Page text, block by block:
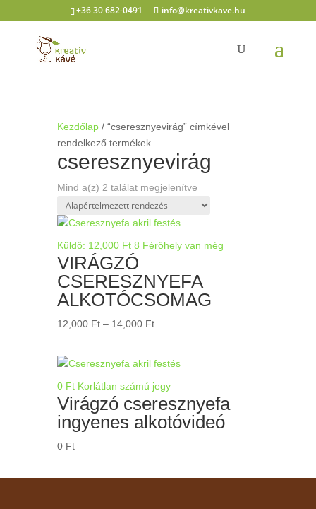
+36 30 682-0491 info@kreativkave.hu
Kezdőlap/ “cseresznyevirág” címkével
rendelkező termékek
cseresznyevirág
Mind a(z) 2 találat megjelenítve
Küldő: 12,000 Ft 8 Férőhely van még
VIRÁGZÓ
CSERESZNYEFA
ALKOTÓCSOMAG
12,000 Ft – 14,000 FtÁrtartomány:
0 Ft Korlátlan számú jegy
Virágzó cseresznyefa
ingyenes alkotóvideó
0 Ft